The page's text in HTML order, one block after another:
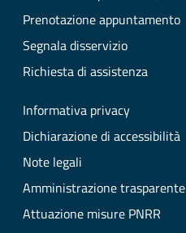
Prenotazione appuntamento
Segnala disservizio
Richiesta di assistenza
Informativa privacy
Dichiarazione di accessibilità
Note legali
Amministrazione trasparente
Attuazione misure PNRR